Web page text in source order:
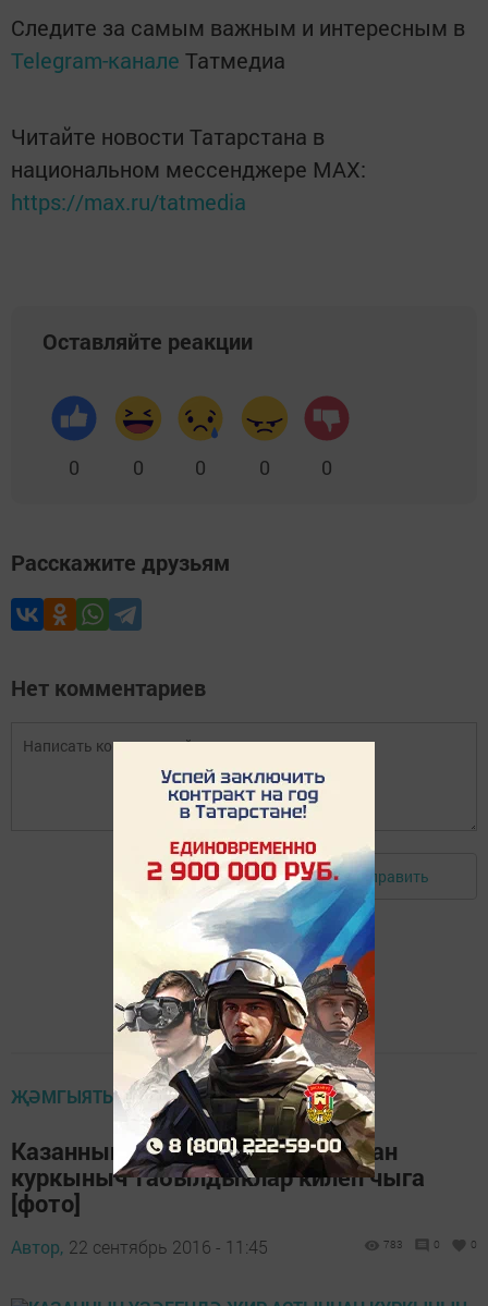
Следите за самым важным и интересным в
Telegram-канале Татмедиа
Читайте новости Татарстана в
национальном мессенджере MАХ:
https://max.ru/tatmedia
Оставляйте реакции
0 0 0 0 0
Расскажите друзьям
Нет комментариев
Авторизоваться Отправить
ҖӘМГЫЯТЬ
Казанның үзәгендә җир астыннан
куркыныч табылдыклар килеп чыга
[фото]
Автор, 22 сентябрь 2016 - 11:45 783 0 0